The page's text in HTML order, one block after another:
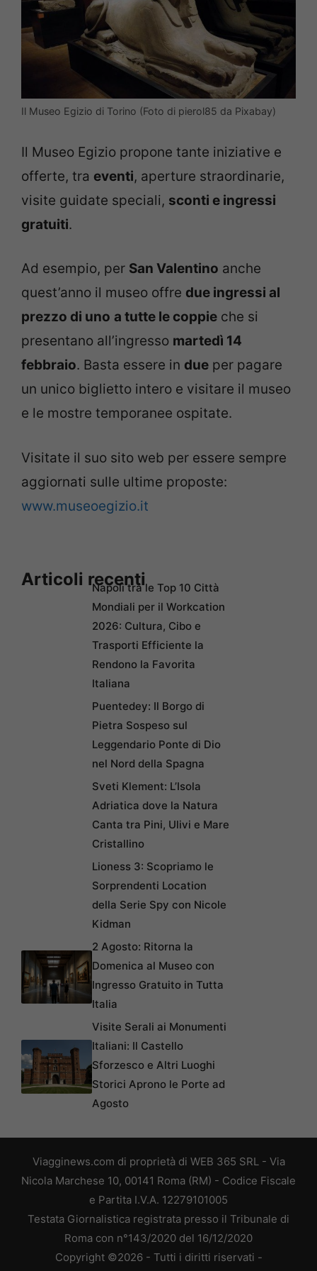
Il Museo Egizio di Torino (Foto di pierol85 da Pixabay)
Il Museo Egizio propone tante iniziative e
offerte, tra eventi, aperture straordinarie,
visite guidate speciali, sconti e ingressi
gratuiti.
Ad esempio, per San Valentino anche
quest’anno il museo offre due ingressi al
prezzo di uno a tutte le coppie che si
presentano all’ingresso martedì 14
febbraio. Basta essere in due per pagare
un unico biglietto intero e visitare il museo
e le mostre temporanee ospitate.
Visitate il suo sito web per essere sempre
aggiornati sulle ultime proposte:
www.museoegizio.it
Articoli recentiNapoli tra le Top 10 Città
Mondiali per il Workcation
2026: Cultura, Cibo e
Trasporti Efficiente la
Rendono la Favorita
Italiana
Puentedey: Il Borgo di
Pietra Sospeso sul
Leggendario Ponte di Dio
nel Nord della Spagna
Sveti Klement: L’Isola
Adriatica dove la Natura
Canta tra Pini, Ulivi e Mare
Cristallino
Lioness 3: Scopriamo le
Sorprendenti Location
della Serie Spy con Nicole
Kidman
2 Agosto: Ritorna la
Domenica al Museo con
Ingresso Gratuito in Tutta
Italia
Visite Serali ai Monumenti
Italiani: Il Castello
Sforzesco e Altri Luoghi
Storici Aprono le Porte ad
Agosto
Viagginews.com di proprietà di WEB 365 SRL - Via
Nicola Marchese 10, 00141 Roma (RM) - Codice Fiscale
e Partita I.V.A. 12279101005
Testata Giornalistica registrata presso il Tribunale di
Roma con n°143/2020 del 16/12/2020
Copyright ©2026 - Tutti i diritti riservati -